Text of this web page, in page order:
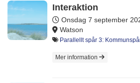
Interaktion
Onsdag 7 september
Watson
Parallellt spår 3:
Mer information